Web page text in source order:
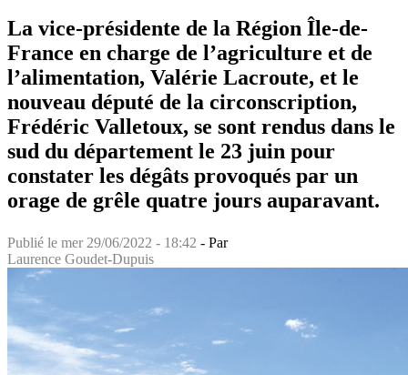
La vice-présidente de la Région Île-de-
France en charge de l’agriculture et de
l’alimentation, Valérie Lacroute, et le
nouveau député de la circonscription,
Frédéric Valletoux, se sont rendus dans le
sud du département le 23 juin pour
constater les dégâts provoqués par un
orage de grêle quatre jours auparavant.
Publié le mer 29/06/2022 - 18:42 - Par
Laurence Goudet-Dupuis